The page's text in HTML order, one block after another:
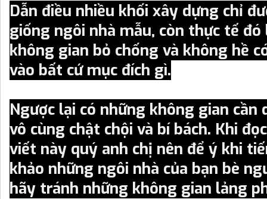
Dẫn điều nhiều khối xây dựng chỉ
giống ngôi nhà mẫu, còn thực tế
không gian bỏ chống và không hề
vào bất cứ mục đích gì.
Ngược lại có những không gian cần
vô cùng chật chội và bí bách. Khi
viết này quý anh chị nên để ý khi
khảo những ngôi nhà của bạn bè
hãy tránh những không gian lảng